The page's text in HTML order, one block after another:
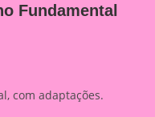
Fundamental
com adaptações.